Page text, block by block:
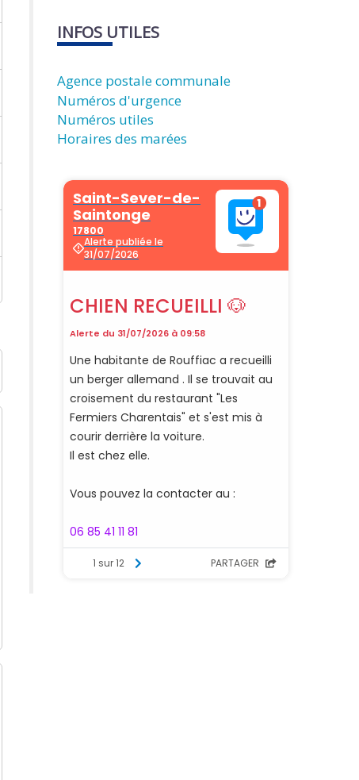
INFOS UTILES
Agence postale communale
Numéros d'urgence
Numéros utiles
Horaires des marées